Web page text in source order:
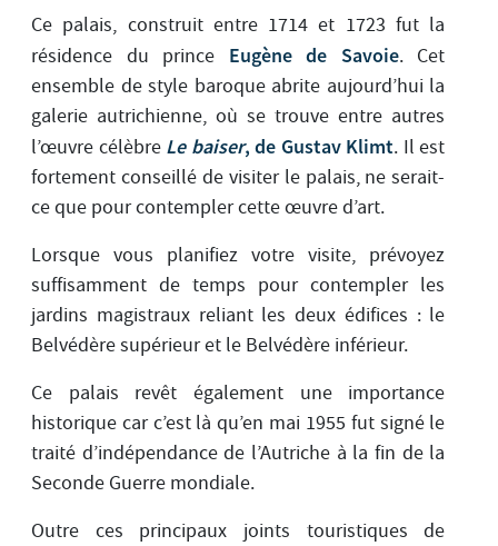
Ce palais, construit entre 1714 et 1723 fut la
résidence du prince Eugène de Savoie. Cet
ensemble de style baroque abrite aujourd’hui la
galerie autrichienne, où se trouve entre autres
l’œuvre célèbre Le baiser, de Gustav Klimt. Il est
fortement conseillé de visiter le palais, ne serait-
ce que pour contempler cette œuvre d’art.
Lorsque vous planifiez votre visite, prévoyez
suffisamment de temps pour contempler les
jardins magistraux reliant les deux édifices : le
Belvédère supérieur et le Belvédère inférieur.
Ce palais revêt également une importance
historique car c’est là qu’en mai 1955 fut signé le
traité d’indépendance de l’Autriche à la fin de la
Seconde Guerre mondiale.
Outre ces principaux joints touristiques de